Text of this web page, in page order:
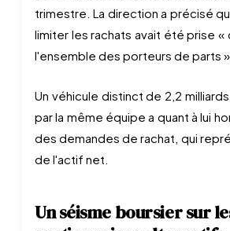
trimestre. La direction a précisé
limiter les rachats avait été prise «
l'ensemble des porteurs de parts
Un véhicule distinct de 2,2
par la même équipe a quant à lui
des demandes de rachat, qui
de l'actif net.
Un séisme boursier sur